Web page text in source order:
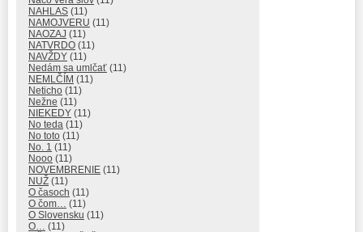
NAHLAS (11)
NAMOJVERU (11)
NAOZAJ (11)
NATVRDO (11)
NAVŽDY (11)
Nedám sa umlčať (11)
NEMLČÍM (11)
Neticho (11)
Nežne (11)
NIEKEDY (11)
No teda (11)
No toto (11)
No. 1 (11)
Nooo (11)
NOVEMBRENIE (11)
NUŽ (11)
O časoch (11)
O čom… (11)
O Slovensku (11)
O… (11)